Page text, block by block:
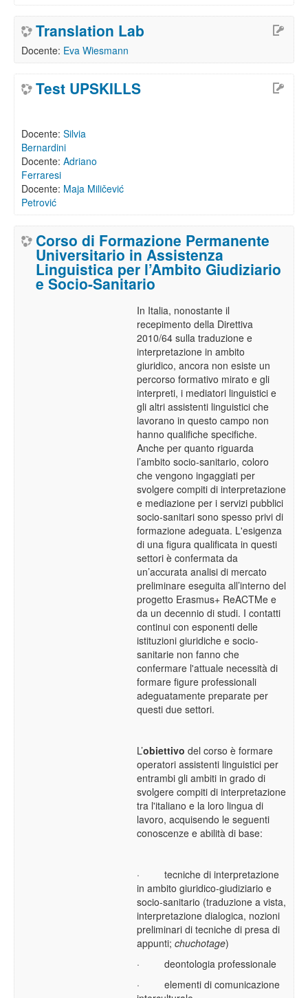
Translation Lab
Docente: Eva Wiesmann
Test UPSKILLS
Docente: Silvia
Bernardini
Docente: Adriano
Ferraresi
Docente: Maja Miličević
Petrović
Corso di Formazione Permanente
Universitario in Assistenza
Linguistica per l’Ambito Giudiziario
e Socio-Sanitario
In Italia, nonostante il
recepimento della Direttiva
2010/64 sulla traduzione e
interpretazione in ambito
giuridico, ancora non esiste un
percorso formativo mirato e gli
interpreti, i mediatori linguistici e
gli altri assistenti linguistici che
lavorano in questo campo non
hanno qualifiche specifiche.
Anche per quanto riguarda
l’ambito socio-sanitario, coloro
che vengono ingaggiati per
svolgere compiti di interpretazione
e mediazione per i servizi pubblici
socio-sanitari sono spesso privi di
formazione adeguata. L'esigenza
di una figura qualificata in questi
settori è confermata da
un’accurata analisi di mercato
preliminare eseguita all’interno del
progetto Erasmus+ ReACTMe e
da un decennio di studi. I contatti
continui con esponenti delle
istituzioni giuridiche e socio-
sanitarie non fanno che
confermare l'attuale necessità di
formare figure professionali
adeguatamente preparate per
questi due settori.
L’obiettivo del corso è formare
operatori assistenti linguistici per
entrambi gli ambiti in grado di
svolgere compiti di interpretazione
tra l'italiano e la loro lingua di
lavoro, acquisendo le seguenti
conoscenze e abilità di base:
·tecniche di interpretazione
in ambito giuridico-giudiziario e
socio-sanitario (traduzione a vista,
interpretazione dialogica, nozioni
preliminari di tecniche di presa di
appunti;chuchotage)
·deontologia professionale
·elementi di comunicazione